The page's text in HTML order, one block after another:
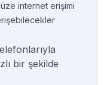
internet erişimi
bir şekilde